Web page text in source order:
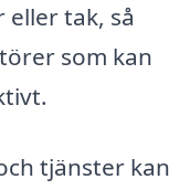
tak, så
som kan
tjänster kan